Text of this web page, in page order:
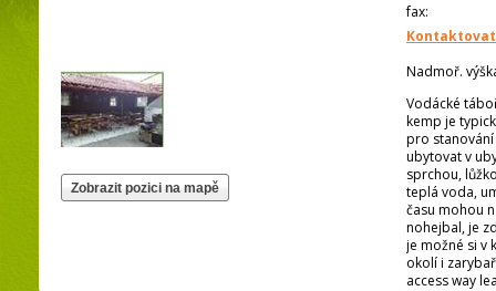
fax:
Nadmoř.
Vodácké
kemp je
pro stanování
ubytovat v
sprchou,
teplá voda,
času mohou
nohejbal, je
je možné si v
okolí i
access way